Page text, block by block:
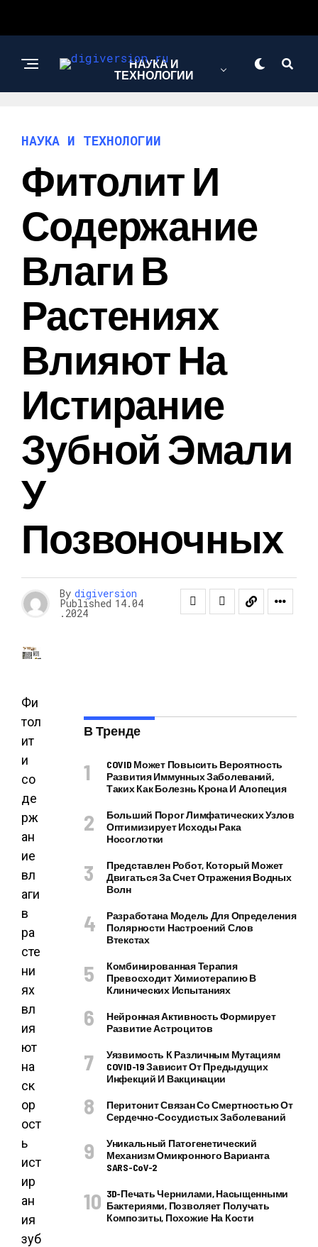
НАУКА И
ТЕХНОЛОГИИ
НАУКА И ТЕХНОЛОГИИ
Фитолит И
Содержание
Влаги В
Растениях
Влияют На
Истирание
Зубной Эмали
У
Позвоночных
By digiversion
Published 14.04
.2024
Фи
тол
ит
и
со
де
рж
ан
ие
вл
аги
в
ра
сте
ни
ях
вл
ия
ют
на
ск
ор
ост
ь
ист
ир
ан
ия
зуб
В Тренде
COVID Может Повысить Вероятность
Развития Иммунных Заболеваний,
Таких Как Болезнь Крона И Алопеция
Больший Порог Лимфатических Узлов
Оптимизирует Исходы Рака
Носоглотки
Представлен Робот, Который Может
Двигаться За Счет Отражения Водных
Волн
Разработана Модель Для Определения
Полярности Настроений Слов
Втекстах
Комбинированная Терапия
Превосходит Химиотерапию В
Клинических Испытаниях
Нейронная Активность Формирует
Развитие Астроцитов
Уязвимость К Различным Мутациям
COVID-19 Зависит От Предыдущих
Инфекций И Вакцинации
Перитонит Связан Со Смертностью От
Сердечно-Сосудистых Заболеваний
Уникальный Патогенетический
Механизм Омикронного Варианта
SARS-CoV-2
3D-Печать Чернилами, Насыщенными
Бактериями, Позволяет Получать
Композиты, Похожие На Кости